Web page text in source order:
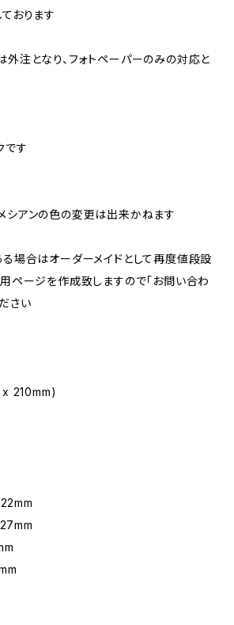
おります
注となり、フォトペーパーのみの対応と
です
シアンの色の変更は出来かねます
る場合はオーダーメイドとして再度値段設
ページを作成致しますので「お問い合わ
さい
210mm)